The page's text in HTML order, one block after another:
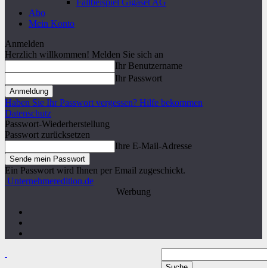
Fallbeispiel Gigaset AG
Abo
Mein Konto
Anmelden
Herzlich willkommen! Melden Sie sich an
Ihr Benutzername
Ihr Passwort
Haben Sie Ihr Passwort vergessen? Hilfe bekommen
Datenschutz
Passwort-Wiederherstellung
Passwort zurücksetzen
Ihre E-Mail-Adresse
Ein Passwort wird Ihnen per Email zugeschickt.
Unternehmeredition.de
Werbung